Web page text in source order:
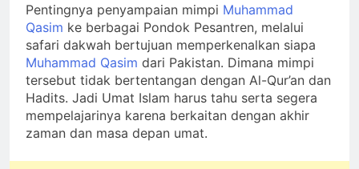
Pentingnya penyampaian mimpi Muhammad
Qasim ke berbagai Pondok Pesantren, melalui
safari dakwah bertujuan memperkenalkan siapa
Muhammad Qasim dari Pakistan. Dimana mimpi
tersebut tidak bertentangan dengan Al-Qur’an dan
Hadits. Jadi Umat Islam harus tahu serta segera
mempelajarinya karena berkaitan dengan akhir
zaman dan masa depan umat.